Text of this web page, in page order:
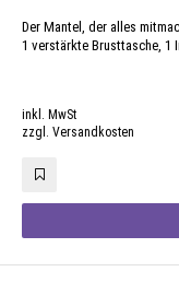
Der Mantel, der alles
1 verstärkte Brusttasche, 1
inkl. MwSt
zzgl. Versandkosten